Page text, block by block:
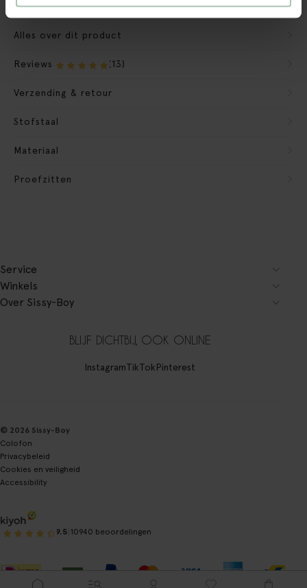
Alles over dit product
Reviews (13)
Verzending & retour
Stofstaal
Materiaal
Proefzitten
Service
Winkels
Over Sissy-Boy
BLIJF DICHTBIJ, OOK ONLINE
InstagramTikTokPinterest
© 2026 Sissy-Boy
Colofon
Privacybeleid
Cookies en veiligheid
Accessibility
9.5 10940 beoordelingen